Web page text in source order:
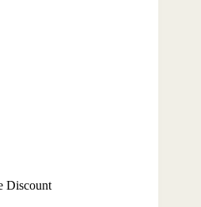
Discount